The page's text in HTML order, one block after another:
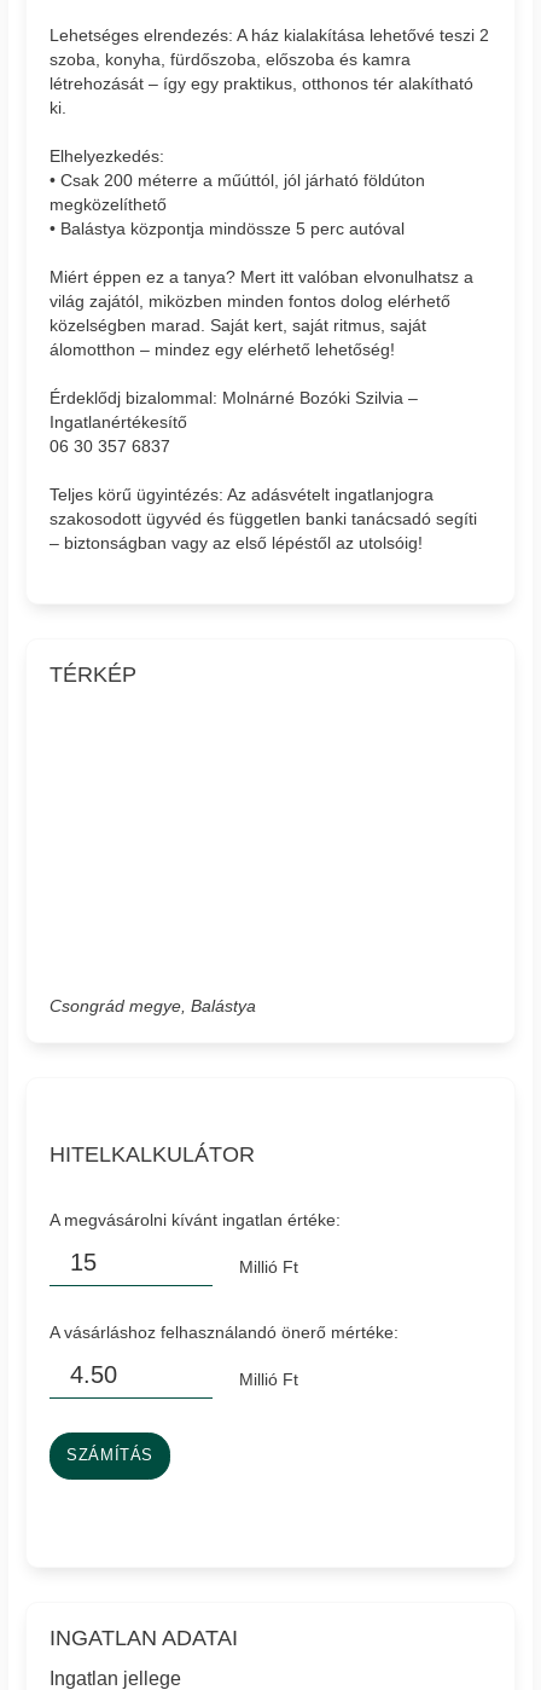
Lehetséges elrendezés: A ház kialakítása lehetővé teszi 2
szoba, konyha, fürdőszoba, előszoba és kamra
létrehozását – így egy praktikus, otthonos tér alakítható
ki.
Elhelyezkedés:
• Csak 200 méterre a műúttól, jól járható földúton
megközelíthető
• Balástya központja mindössze 5 perc autóval
Miért éppen ez a tanya? Mert itt valóban elvonulhatsz a
világ zajától, miközben minden fontos dolog elérhető
közelségben marad. Saját kert, saját ritmus, saját
álomotthon – mindez egy elérhető lehetőség!
Érdeklődj bizalommal: Molnárné Bozóki Szilvia –
Ingatlanértékesítő
06 30 357 6837
Teljes körű ügyintézés: Az adásvételt ingatlanjogra
szakosodott ügyvéd és független banki tanácsadó segíti
– biztonságban vagy az első lépéstől az utolsóig!
TÉRKÉP
Csongrád megye, Balástya
HITELKALKULÁTOR
A megvásárolni kívánt ingatlan értéke:
Millió Ft
A vásárláshoz felhasználandó önerő mértéke:
Millió Ft
SZÁMÍTÁS
INGATLAN ADATAI
Ingatlan jellege